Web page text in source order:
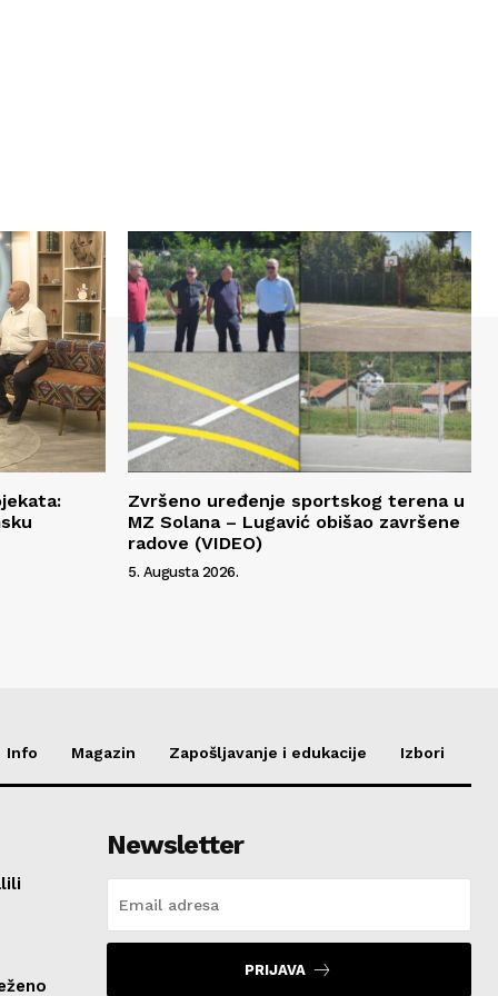
Zvršeno uređenje sportskog terena u
MZ Solana – Lugavić obišao završene
radove (VIDEO)
5. Augusta 2026.
Info Magazin Zapošljavanje i edukacije Izbori
Newsletter
PRIJAVA